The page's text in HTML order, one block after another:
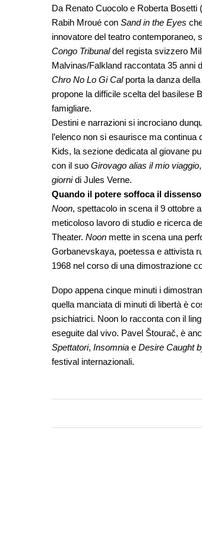
Da Renato Cuocolo e Roberta Bosetti
Rabih Mroué con Sand in the Eyes
innovatore del teatro contemporaneo,
Congo Tribunaldel regista svizzero
Malvinas/Falkland raccontata 35 anni
Chro No Lo Gi Calporta la danza
propone la difficile scelta del basilese
famigliare.
Destini e narrazioni si incrociano
l’elenco non si esaurisce ma
Kids, la sezione dedicata al giovane
con il suo Girovago alias il mio viaggio
giornidi Jules Verne.
Quando il potere soffoca il dissenso
Noon, spettacolo in scena il 9 ottobre
meticoloso lavoro di studio e ricerca
Theater. Noon mette in scena una
Gorbanevskaya, poetessa e attivista
1968 nel corso di una dimostrazione
Dopo appena cinque minuti i
quella manciata di minuti di libertà è
psichiatrici. Noon lo racconta con il
eseguite dal vivo. Pavel Štourač, è
Spettatori, Insomnia e Desire Caught
festival internazionali.